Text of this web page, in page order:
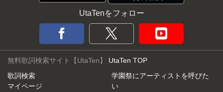
UtaTenをフォロー
無料歌詞検索サイト【UtaTen】 UtaTen TOP
歌詞検索
マイページ
学園祭にアーティストを呼びた
い